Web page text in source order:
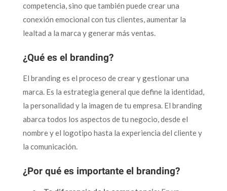
competencia, sino que también puede crear una
conexión emocional con tus clientes, aumentar la
lealtad a la marca y generar más ventas.
¿Qué es el branding?
El branding es el proceso de crear y gestionar una
marca. Es la estrategia general que define la identidad,
la personalidad y la imagen de tu empresa. El branding
abarca todos los aspectos de tu negocio, desde el
nombre y el logotipo hasta la experiencia del cliente y
la comunicación.
¿Por qué es importante el branding?